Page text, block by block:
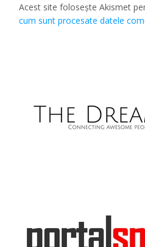
Acest site folosește Akismet
cum sunt procesate datele